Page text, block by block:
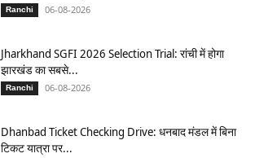
Ranchi 06-08-2026
Jharkhand SGFI 2026 Selection Trial: रांची में होगा
झारखंड का सबसे...
Ranchi 06-08-2026
Dhanbad Ticket Checking Drive: धनबाद मंडल में बिना
टिकट यात्रा पर...